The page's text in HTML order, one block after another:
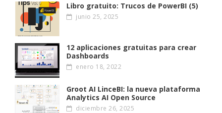
Libro gratuito: Trucos de PowerBI (5)
junio 25, 2025
12 aplicaciones gratuitas para crear
Dashboards
enero 18, 2022
Groot AI LinceBI: la nueva plataforma
Analytics AI Open Source
diciembre 26, 2025